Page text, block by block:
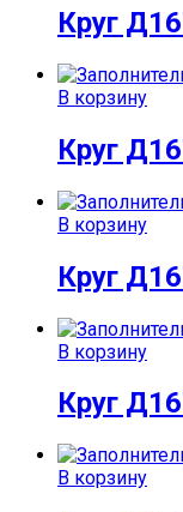
Круг
В корзину
Круг
В корзину
Круг
В корзину
Круг
В корзину